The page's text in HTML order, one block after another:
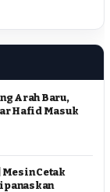
Arah Baru,
Hafid Masuk
Cetak